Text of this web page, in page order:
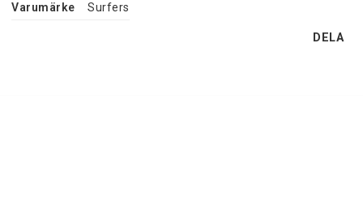
Varumärke
Surfers
DELA